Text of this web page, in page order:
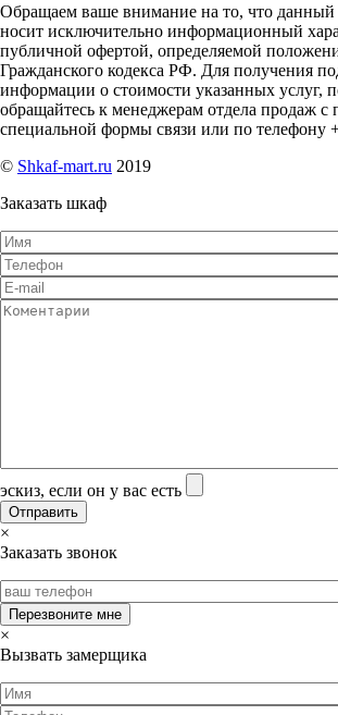
Обращаем ваше внимание на то, что данный
носит исключительно информационный
публичной офертой, определяемой
Гражданского кодекса РФ. Для получения
информации о стоимости указанных услуг,
обращайтесь к менеджерам отдела продаж
специальной формы связи или по телефону
© Shkaf-mart.ru 2019
Заказать шкаф
эскиз, если он у вас есть
×
Заказать звонок
×
Вызвать замерщика